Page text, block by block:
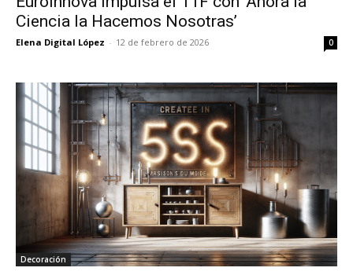
Ciencia la Hacemos Nosotras’
Elena Digital López - 12 de febrero de 2026 0
Decoración